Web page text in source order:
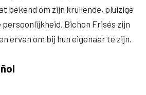
bekend om zijn krullende, pluizige
Bichon Frisés zijn
ervan om bij hun eigenaar te zijn.